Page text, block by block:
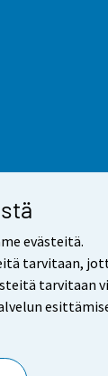
evästeitä.
tarvitaan,
tarvitaan